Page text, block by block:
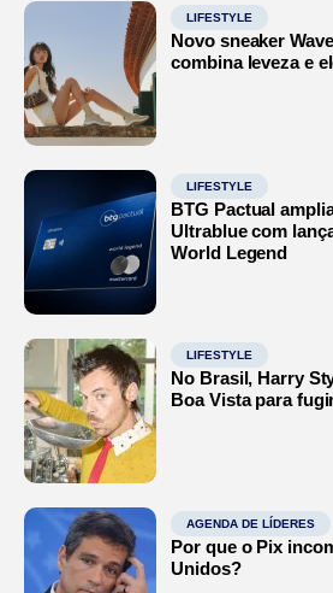
LIFESTYLE
Novo sneaker
combina leveza e
LIFESTYLE
BTG Pactual
Ultrablue com
World Legend
LIFESTYLE
No Brasil, Harry
Boa Vista para
AGENDA DE LÍDERES
Por que o Pix
Unidos?